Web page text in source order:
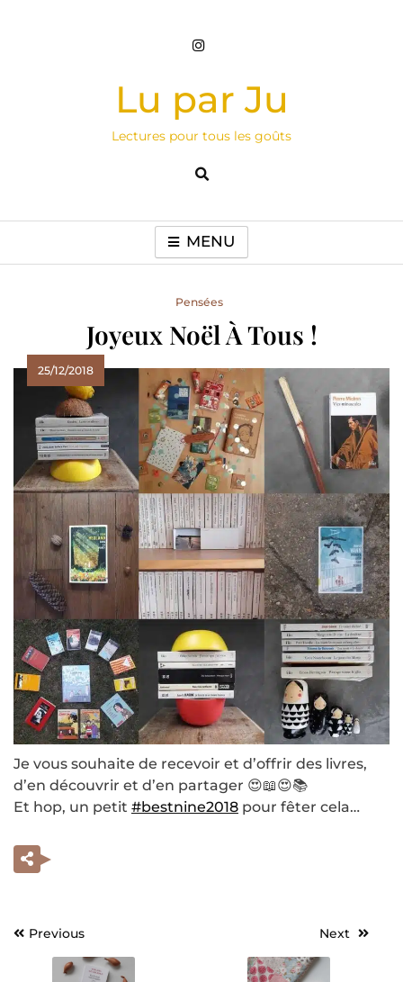
Lu par Ju
Lectures pour tous les goûts
MENU
Pensées
Joyeux Noël À Tous !
25/12/2018
Je vous souhaite de recevoir et d’offrir des livres,
d’en découvrir et d’en partager 😍📖😍📚
Et hop, un petit #bestnine2018 pour fêter cela…
Navigation
Previous Next